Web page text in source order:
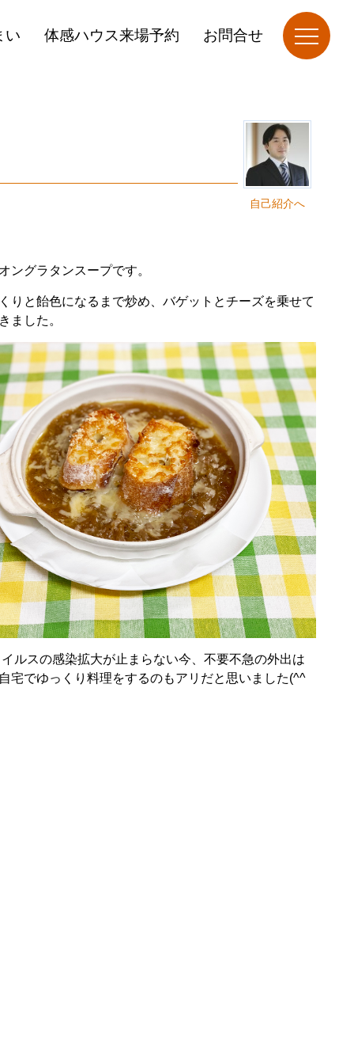
い 体感ハウス来場予約 お問合せ
自己紹介へ
ングラタンスープです。
りと飴色になるまで炒め、バゲットとチーズを乗せて
ました。
ルスの感染拡大が止まらない今、不要不急の外出は
宅でゆっくり料理をするのもアリだと思いました(^^